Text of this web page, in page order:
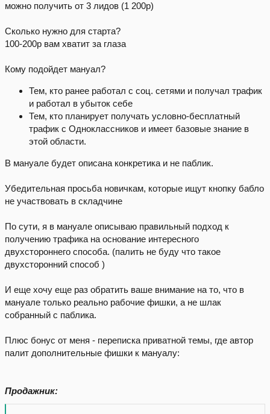
можно получить от 3 лидов (1 200р)
Сколько нужно для старта?
100-200р вам хватит за глаза
Кому подойдет мануал?
Тем, кто ранее работал с соц. сетями и получал трафик
и работал в убыток себе
Тем, кто планирует получать условно-бесплатный
трафик с Одноклассников и имеет базовые знание в
этой области.
В мануале будет описана конкретика и не паблик.
Убедительная просьба новичкам, которые ищут кнопку бабло
не участвовать в складчине
По сути, я в мануале описываю правильный подход к
получению трафика на основание интересного
двухстороннего способа. (палить не буду что такое
двухсторонний способ )
И еще хочу еще раз обратить ваше внимание на то, что в
мануале только реально рабочие фишки, а не шлак
собранный с паблика.
Плюс бонус от меня - переписка приватной темы, где автор
палит дополнительные фишки к мануалу:
Продажник: